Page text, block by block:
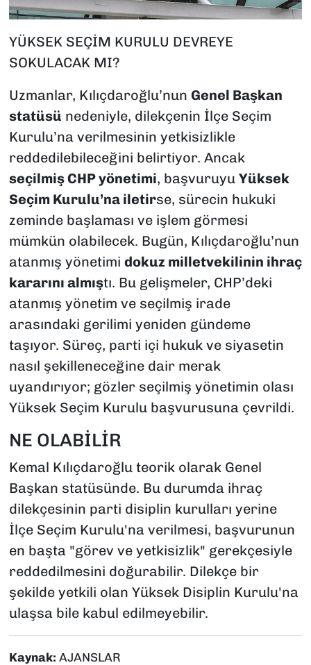
YÜKSEK SEÇİM KURULU DEVREYE
SOKULACAK MI?
Uzmanlar, Kılıçdaroğlu’nun Genel Başkan
statüsü nedeniyle, dilekçenin İlçe Seçim
Kurulu’na verilmesinin yetkisizlikle
reddedilebileceğini belirtiyor. Ancak
seçilmiş CHP yönetimi, başvuruyu Yüksek
Seçim Kurulu’na iletirse, sürecin hukuki
zeminde başlaması ve işlem görmesi
mümkün olabilecek. Bugün, Kılıçdaroğlu’nun
atanmış yönetimi dokuz milletvekilinin ihraç
kararını almıştı. Bu gelişmeler, CHP’deki
atanmış yönetim ve seçilmiş irade
arasındaki gerilimi yeniden gündeme
taşıyor. Süreç, parti içi hukuk ve siyasetin
nasıl şekilleneceğine dair merak
uyandırıyor; gözler seçilmiş yönetimin olası
Yüksek Seçim Kurulu başvurusuna çevrildi.
NE OLABİLİR
Kemal Kılıçdaroğlu teorik olarak Genel
Başkan statüsünde. Bu durumda ihraç
dilekçesinin parti disiplin kurulları yerine
İlçe Seçim Kurulu'na verilmesi, başvurunun
en başta "görev ve yetkisizlik" gerekçesiyle
reddedilmesini doğurabilir. Dilekçe bir
şekilde yetkili olan Yüksek Disiplin Kurulu'na
ulaşsa bile kabul edilmeyebilir.
Kaynak: AJANSLAR